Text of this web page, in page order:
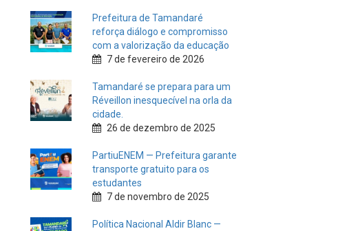
Prefeitura de Tamandaré
reforça diálogo e compromisso
com a valorização da educação
7 de fevereiro de 2026
Tamandaré se prepara para um
Réveillon inesquecível na orla da
cidade.
26 de dezembro de 2025
PartiuENEM — Prefeitura garante
transporte gratuito para os
estudantes
7 de novembro de 2025
Política Nacional Aldir Blanc —